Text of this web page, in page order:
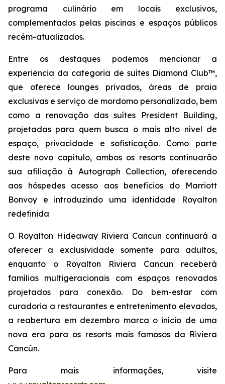
programa culinário em locais exclusivos,
complementados pelas piscinas e espaços públicos
recém-atualizados.
Entre os destaques podemos mencionar a
experiência da categoria de suítes Diamond Club™,
que oferece lounges privados, áreas de praia
exclusivas e serviço de mordomo personalizado, bem
como a renovação das suítes President Building,
projetadas para quem busca o mais alto nível de
espaço, privacidade e sofisticação. Como parte
deste novo capítulo, ambos os resorts continuarão
sua afiliação à Autograph Collection, oferecendo
aos hóspedes acesso aos benefícios do Marriott
Bonvoy e introduzindo uma identidade Royalton
redefinida
O Royalton Hideaway Riviera Cancun continuará a
oferecer a exclusividade somente para adultos,
enquanto o Royalton Riviera Cancun receberá
famílias multigeracionais com espaços renovados
projetados para conexão. Do bem-estar com
curadoria a restaurantes e entretenimento elevados,
a reabertura em dezembro marca o início de uma
nova era para os resorts mais famosos da Riviera
Cancún.
Para mais informações, visite